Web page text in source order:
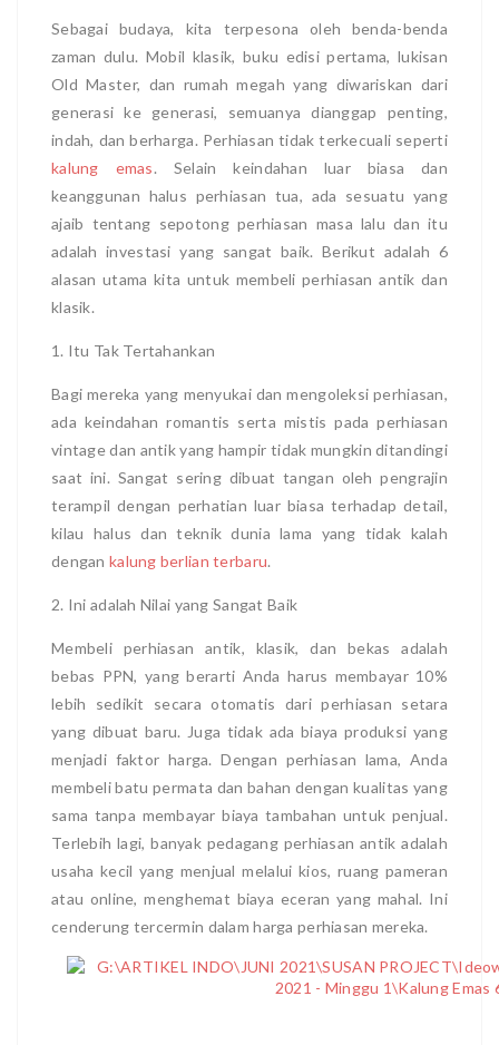
Sebagai budaya, kita terpesona oleh benda-benda
zaman dulu. Mobil klasik, buku edisi pertama, lukisan
Old Master, dan rumah megah yang diwariskan dari
generasi ke generasi, semuanya dianggap penting,
indah, dan berharga. Perhiasan tidak terkecuali seperti
kalung emas. Selain keindahan luar biasa dan
keanggunan halus perhiasan tua, ada sesuatu yang
ajaib tentang sepotong perhiasan masa lalu dan itu
adalah investasi yang sangat baik. Berikut adalah 6
alasan utama kita untuk membeli perhiasan antik dan
klasik.
1. Itu Tak Tertahankan
Bagi mereka yang menyukai dan mengoleksi perhiasan,
ada keindahan romantis serta mistis pada perhiasan
vintage dan antik yang hampir tidak mungkin ditandingi
saat ini. Sangat sering dibuat tangan oleh pengrajin
terampil dengan perhatian luar biasa terhadap detail,
kilau halus dan teknik dunia lama yang tidak kalah
dengan kalung berlian terbaru.
2. Ini adalah Nilai yang Sangat Baik
Membeli perhiasan antik, klasik, dan bekas adalah
bebas PPN, yang berarti Anda harus membayar 10%
lebih sedikit secara otomatis dari perhiasan setara
yang dibuat baru. Juga tidak ada biaya produksi yang
menjadi faktor harga. Dengan perhiasan lama, Anda
membeli batu permata dan bahan dengan kualitas yang
sama tanpa membayar biaya tambahan untuk penjual.
Terlebih lagi, banyak pedagang perhiasan antik adalah
usaha kecil yang menjual melalui kios, ruang pameran
atau online, menghemat biaya eceran yang mahal. Ini
cenderung tercermin dalam harga perhiasan mereka.